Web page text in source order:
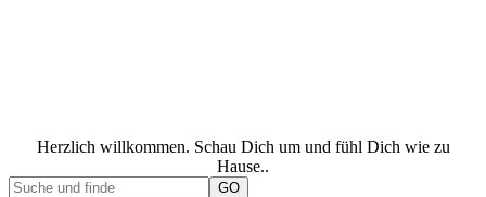
Herzlich willkommen. Schau Dich um und fühl Dich wie zu
Hause..